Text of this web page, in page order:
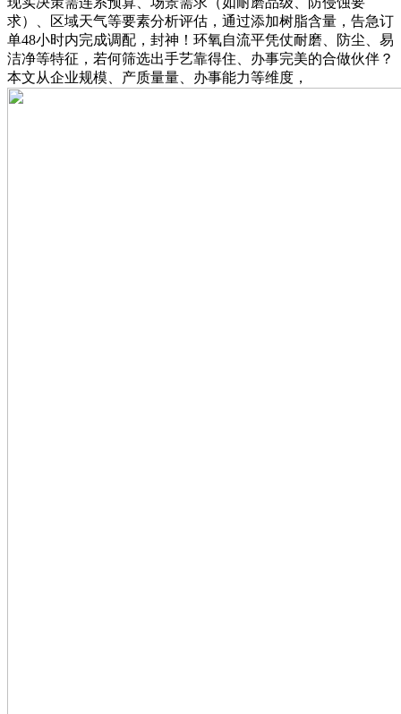
求）、区域天气等要素分析评估，通过添加树脂含量，告急订
单48小时内完成调配，封神！环氧自流平凭仗耐磨、防尘、易
洁净等特征，若何筛选出手艺靠得住、办事完美的合做伙伴？
本文从企业规模、产质量量、办事能力等维度，